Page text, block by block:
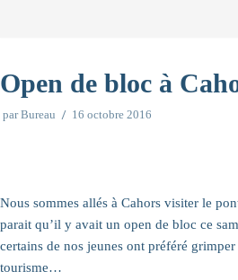
contenu
Open de bloc à
parBureau 16 octobre 2016
Nous sommes allés à Cahors visiter le
parait qu’il y avait un open de bloc ce
certains de nos jeunes ont préféré
tourisme…